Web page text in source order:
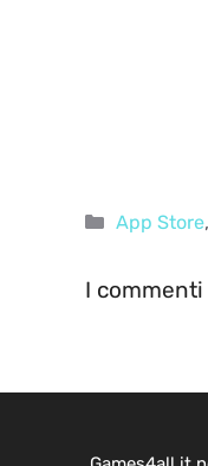
Categorie
App Store,
I